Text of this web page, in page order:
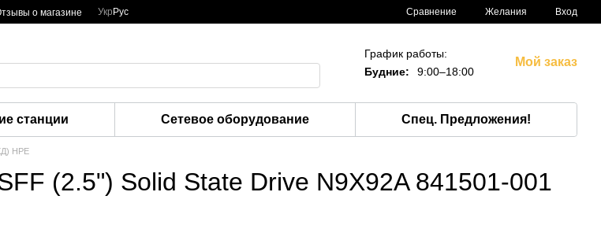
о магазине Укр Рус Сравнение Желания Вход
График работы:
Будние:
9:00–18:00
Мой заказ
станции Сетевое оборудование Спец. Предложения!
HPE
(2.5") Solid State Drive N9X92A 841501-001